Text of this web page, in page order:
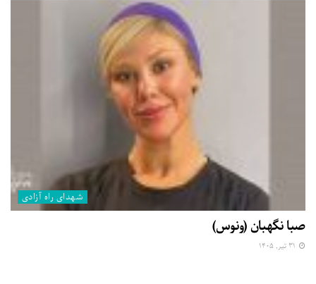
شهدای راه آزادی
صبا نگهبان (ونوس)